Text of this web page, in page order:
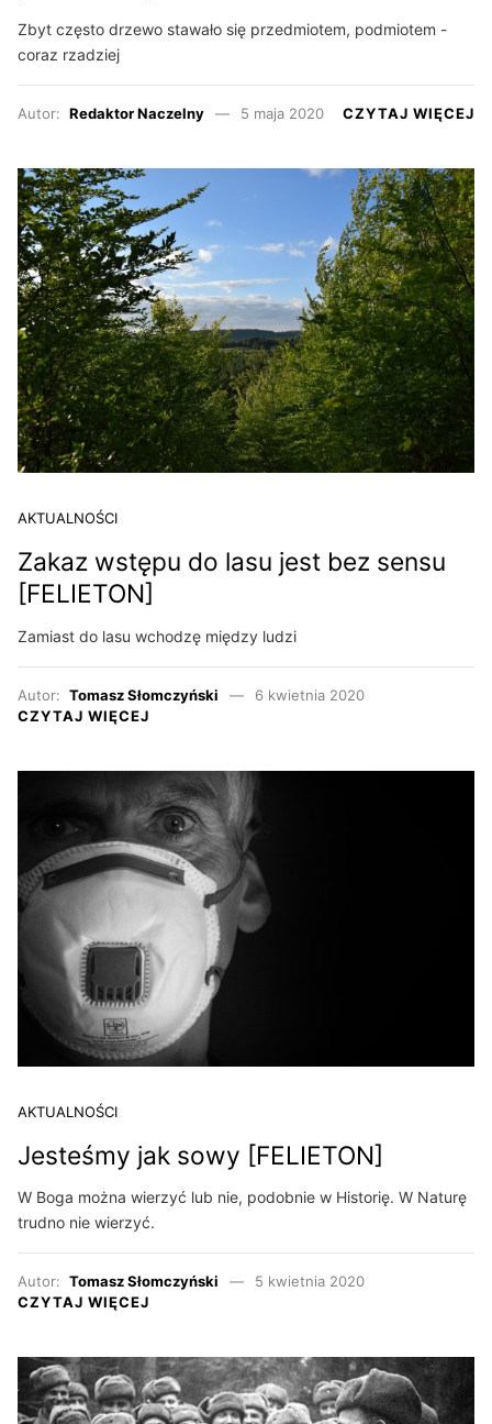
Zbyt często drzewo stawało się przedmiotem, podmiotem -
coraz rzadziej
Autor: Redaktor Naczelny 5 maja 2020 CZYTAJ WIĘCEJ
AKTUALNOŚCI
Zakaz wstępu do lasu jest bez sensu
[FELIETON]
Zamiast do lasu wchodzę między ludzi
Autor: Tomasz Słomczyński
6 kwietnia 2020
CZYTAJ WIĘCEJ
AKTUALNOŚCI
Jesteśmy jak sowy [FELIETON]
W Boga można wierzyć lub nie, podobnie w Historię. W Naturę
trudno nie wierzyć.
Autor: Tomasz Słomczyński
5 kwietnia 2020
CZYTAJ WIĘCEJ